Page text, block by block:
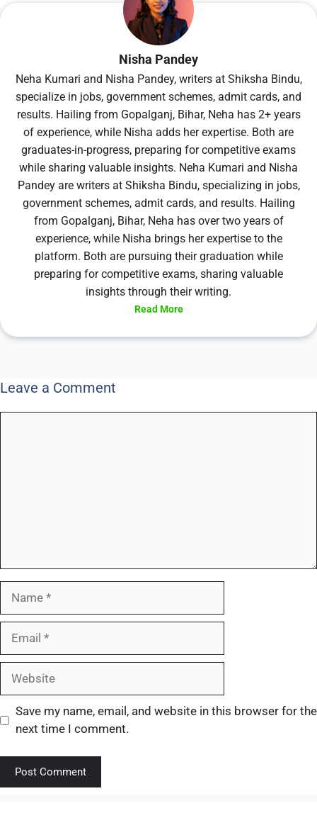
Nisha Pandey
Neha Kumari and Nisha Pandey, writers at Shiksha Bindu,
specialize in jobs, government schemes, admit cards, and
results. Hailing from Gopalganj, Bihar, Neha has 2+ years
of experience, while Nisha adds her expertise. Both are
graduates-in-progress, preparing for competitive exams
while sharing valuable insights. Neha Kumari and Nisha
Pandey are writers at Shiksha Bindu, specializing in jobs,
government schemes, admit cards, and results. Hailing
from Gopalganj, Bihar, Neha has over two years of
experience, while Nisha brings her expertise to the
platform. Both are pursuing their graduation while
preparing for competitive exams, sharing valuable
insights through their writing.
Read More
Leave a Comment
Save my name, email, and website in this browser for the
next time I comment.